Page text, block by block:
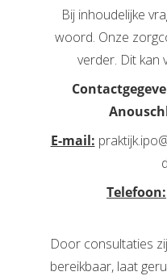
Bij inhoudelijke
woord. Onze
verder. Dit kan
E-mail:
Telefoon:
Door consultaties
bereikbaar, laat